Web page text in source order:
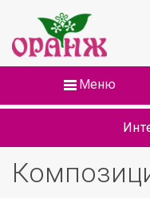
Меню